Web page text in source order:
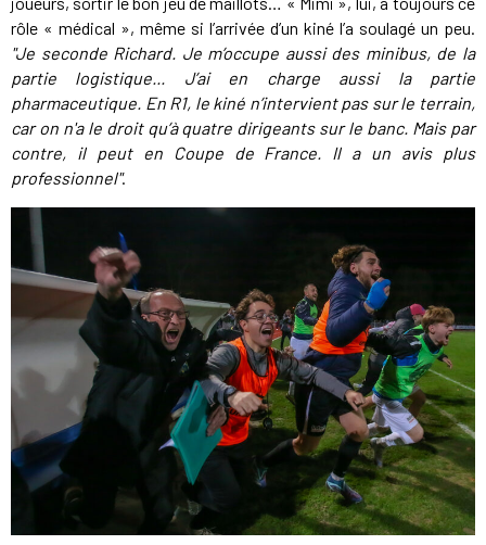
rôle « médical », même si l’arrivée d’un kiné l’a soulagé un peu.
"Je seconde Richard. Je m’occupe aussi des minibus, de la
partie logistique... J’ai en charge aussi la partie
pharmaceutique. En R1, le kiné n’intervient pas sur le terrain,
car on n'a le droit qu’à quatre dirigeants sur le banc. Mais par
contre, il peut en Coupe de France. Il a un avis plus
professionnel".